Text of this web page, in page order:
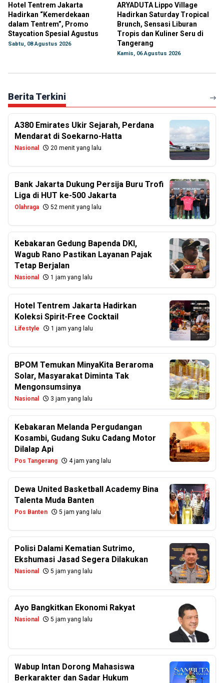
Hotel Tentrem Jakarta
Hadirkan “Kemerdekaan
dalam Tentrem”, Promo
Staycation Spesial Agustus
Sabtu, 08 Agustus 2026
ARYADUTA Lippo Village
Hadirkan Saturday Tropical
Brunch, Sensasi Liburan
Tropis dan Kuliner Seru di
Tangerang
Kamis, 06 Agustus 2026
Berita Terkini
A380 Emirates Ukir Sejarah, Perdana
Mendarat di Soekarno-Hatta
Nasional 20 menit yang lalu
Bank Jakarta Dukung Persija Buru Trofi
Liga di HUT ke-500 Jakarta
Olahraga 52 menit yang lalu
Kebakaran Gedung Bapenda DKI,
Wagub Rano Pastikan Layanan Pajak
Tetap Berjalan
Nasional 1 jam yang lalu
Hotel Tentrem Jakarta Hadirkan
Koleksi Spirit-Free Cocktail
Lifestyle 1 jam yang lalu
BPOM Temukan MinyaKita Beraroma
Solar, Masyarakat Diminta Tak
Mengonsumsinya
Nasional 3 jam yang lalu
Kebakaran Melanda Pergudangan
Kosambi, Gudang Suku Cadang Motor
Dilalap Api
Pos Tangerang 4 jam yang lalu
Dewa United Basketball Academy Bina
Talenta Muda Banten
Pos Banten 5 jam yang lalu
Polisi Dalami Kematian Sutrimo,
Ekshumasi Jasad Segera Dilakukan
Nasional 5 jam yang lalu
Ayo Bangkitkan Ekonomi Rakyat
Nasional 5 jam yang lalu
Wabup Intan Dorong Mahasiswa
Berkarakter dan Sadar Hukum